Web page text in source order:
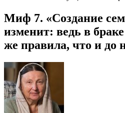
Миф 7. «Создание
изменит: ведь в
же правила, что и до